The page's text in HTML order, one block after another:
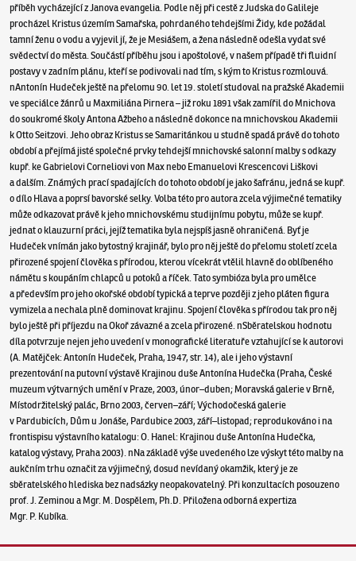
příběh vycházející z Janova evangelia. Podle něj při cestě z Judska do Galileje
procházel Kristus územím Samařska, pohrdaného tehdejšími Židy, kde požádal
tamní ženu o vodu a vyjevil jí, že je Mesiášem, a žena následně odešla vydat své
svědectví do města. Součástí příběhu jsou i apoštolové, v našem případě tři fluidní
postavy v zadním plánu, kteří se podivovali nad tím, s kým to Kristus rozmlouvá.
nAntonín Hudeček ještě na přelomu 90. let 19. století studoval na pražské Akademii
ve speciálce žánrů u Maxmiliána Pirnera – již roku 1891 však zamířil do Mnichova
do soukromé školy Antona Ažbeho a následně dokonce na mnichovskou Akademii
k Otto Seitzovi. Jeho obraz Kristus se Samaritánkou u studně spadá právě do tohoto
období a přejímá jisté společné prvky tehdejší mnichovské salonní malby s odkazy
kupř. ke Gabrielovi Corneliovi von Max nebo Emanuelovi Krescencovi Liškovi
a dalším. Známých prací spadajících do tohoto období je jako šafránu, jedná se kupř.
o dílo Hlava a poprsí bavorské selky. Volba této pro autora zcela výjimečné tematiky
může odkazovat právě k jeho mnichovskému studijnímu pobytu, může se kupř.
jednat o klauzurní práci, jejíž tematika byla nejspíš jasně ohraničená. Byť je
Hudeček vnímán jako bytostný krajinář, bylo pro něj ještě do přelomu století zcela
přirozené spojení člověka s přírodou, kterou vícekrát vtělil hlavně do oblíbeného
námětu s koupáním chlapců u potoků a říček. Tato symbióza byla pro umělce
a především pro jeho okořské období typická a teprve později z jeho pláten figura
vymizela a nechala plně dominovat krajinu. Spojení člověka s přírodou tak pro něj
bylo ještě při příjezdu na Okoř závazné a zcela přirozené. nSběratelskou hodnotu
díla potvrzuje nejen jeho uvedení v monografické literatuře vztahující se k autorovi
(A. Matějček: Antonín Hudeček, Praha, 1947, str. 14), ale i jeho výstavní
prezentování na putovní výstavě Krajinou duše Antonína Hudečka (Praha, České
muzeum výtvarných umění v Praze, 2003, únor–duben; Moravská galerie v Brně,
Místodržitelský palác, Brno 2003, červen–září; Východočeská galerie
v Pardubicích, Dům u Jonáše, Pardubice 2003, září–listopad; reprodukováno i na
frontispisu výstavního katalogu: O. Hanel: Krajinou duše Antonína Hudečka,
katalog výstavy, Praha 2003). nNa základě výše uvedeného lze výskyt této malby na
aukčním trhu označit za výjimečný, dosud nevídaný okamžik, který je ze
sběratelského hlediska bez nadsázky neopakovatelný. Při konzultacích posouzeno
prof. J. Zeminou a Mgr. M. Dospělem, Ph.D. Přiložena odborná expertiza
Mgr. P. Kubíka.